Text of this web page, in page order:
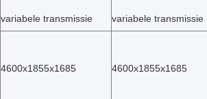
variabele transmissie variabele transmissie
4600x1855x1685 4600x1855x1685